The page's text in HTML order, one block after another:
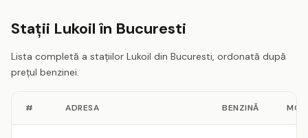
Stații Lukoil în Bucuresti
Lista completă a stațiilor Lukoil din Bucuresti, ordonată după
prețul benzinei.
# ADRESA BENZINĂ